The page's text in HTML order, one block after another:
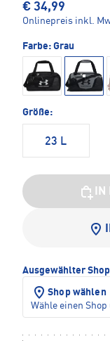
€ 34,99
Onlinepreis inkl.
Farbe: Grau
Größe:
23 L
Ausgewählter Shop
Shop wählen
Wähle einen